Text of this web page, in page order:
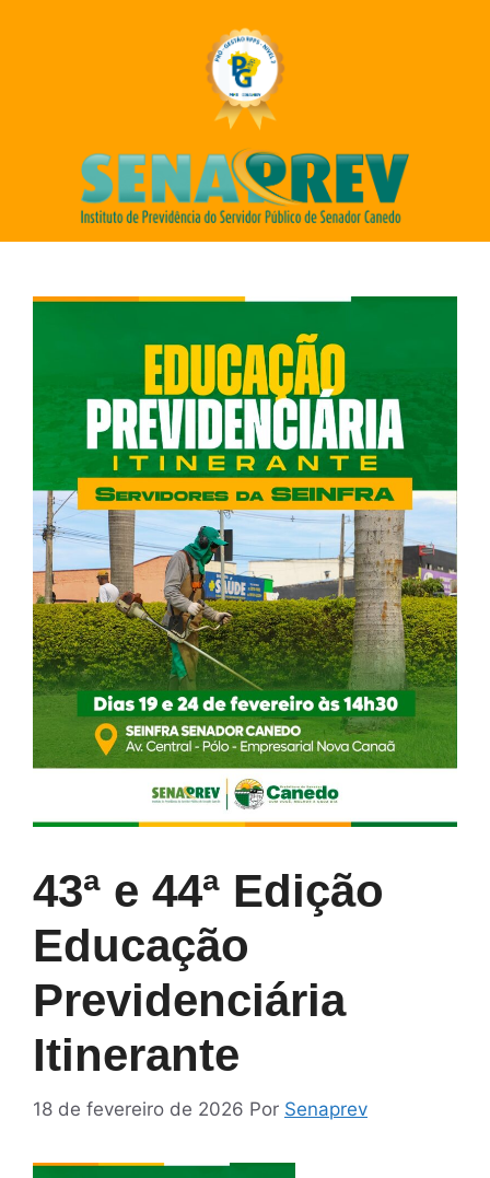
43ª e 44ª Edição
Educação
Previdenciária
Itinerante
18 de fevereiro de 2026 Por Senaprev